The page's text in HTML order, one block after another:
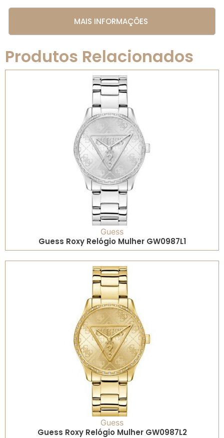
MAIS INFORMAÇÕES
Produtos Relacionados
Guess
Guess Roxy Relógio Mulher GW0987L1
Guess
Guess Roxy Relógio Mulher GW0987L2